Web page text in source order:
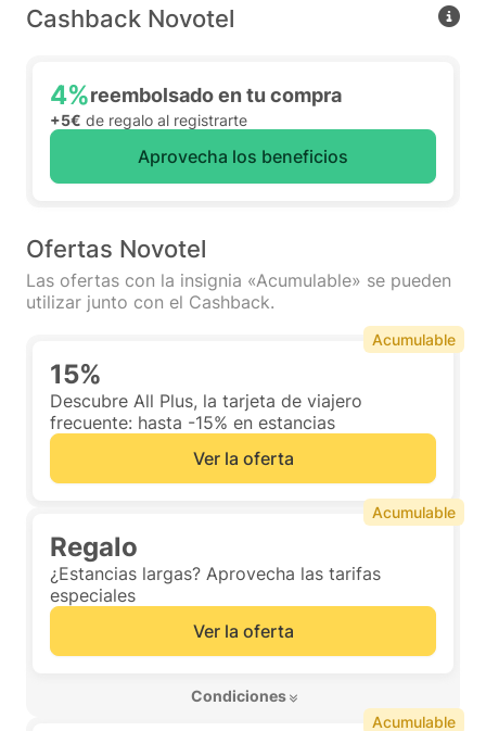
Cashback Novotel
4%reembolsado en tu compra
+5€ de regalo al registrarte
Aprovecha los beneficios
Ofertas Novotel
Las ofertas con la insignia «Acumulable» se pueden
utilizar junto con el Cashback.
15%
Descubre All Plus, la tarjeta de viajero
frecuente: hasta -15% en estancias
Ver la oferta
Acumulable
Regalo
¿Estancias largas? Aprovecha las tarifas
especiales
Ver la oferta
Condiciones
Acumulable
Acumulable